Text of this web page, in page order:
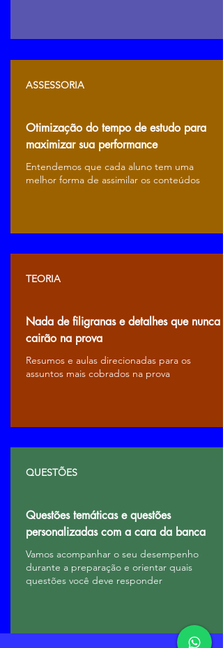
ASSESSORIA
Otimização do tempo de estudo para
maximizar sua performance
Entendemos que cada aluno tem uma
melhor forma de assimilar os conteúdos
TEORIA
Nada de filigranas e detalhes que nunca
cairão na prova
Resumos e aulas direcionadas para os
assuntos mais cobrados na prova
QUESTÕES
Questões temáticas e questões
personalizadas com a cara da banca
Vamos acompanhar o seu desempenho
durante a preparação e orientar quais
questões você deve responder